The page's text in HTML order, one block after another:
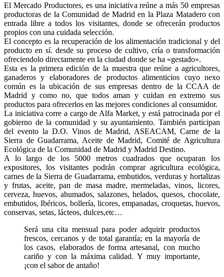
El Mercado Productores, es una iniciativa reúne a más 50 empresas
productoras de la Comunidad de Madrid en la Plaza Matadero con
entrada libre a todos los visitantes, donde se ofrecerán productos
propios con una cuidada selección.
El concepto es la recuperación de los alimentación tradicional y del
producto en sí. desde su proceso de cultivo, cría o transformación
ofreciendolo directamente en la ciudad donde se ha «gestado».
Esta es la primera edición de la muestra que reúne a agricultores,
ganaderos y elaboradores de productos alimenticios cuyo nexo
común es la ubicación de sus empresas dentro de la CCAA de
Madrid y como no, que todos aman y cuidan en extremo sus
productos para ofrecerlos en las mejores condiciones al consumidor.
La iniciativa corre a cargo de Alfa Market, y está patrocinada por el
gobierno de la comunidad y su ayuntamiento. También participan
del evento la D.O. Vinos de Madrid, ASEACAM, Carne de la
Sierra de Guadarrama, Aceite de Madrid, Comité de Agricultura
Ecológica de la Comunidad de Madrid y Madrid Destino.
A lo largo de los 5000 metros cuadrados que ocuparan los
expositores, los visitantes podrán comprar agricultura ecológica,
carnes de la Sierra de Guadarrama, embutidos, verduras y hortalizas
y frutas, aceite, pan de masa madre, mermeladas, vinos, licores,
cerveza, huevos, ahumados, salazones, helados, quesos, chocolate,
embutidos, Ibéricos, bollería, licores, empanadas, croquetas, huevos,
conservas, setas, lácteos, dulces,etc…
Será una cita mensual para poder adquirir productos
frescos, cercanos y de total garantía; en la mayoría de
los casos, elaborados de forma artesanal, con mucho
cariño y con la máxima calidad. Y muy importante,
¡con el sabor de antaño!